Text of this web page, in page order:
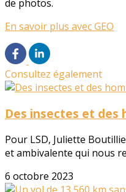
de photos.
En savoir plus avec GEO
Consultez également
Des insectes et des
Pour LSD, Juliette
et ambivalente qui nous
6 octobre 2023